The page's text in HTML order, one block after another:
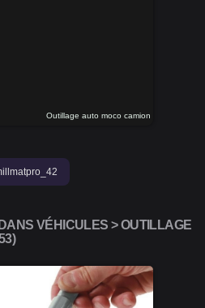
Outillage auto moco camion
VÉHICULES > OUTILLAGE